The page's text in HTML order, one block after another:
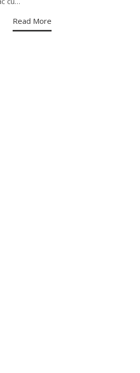
Read More